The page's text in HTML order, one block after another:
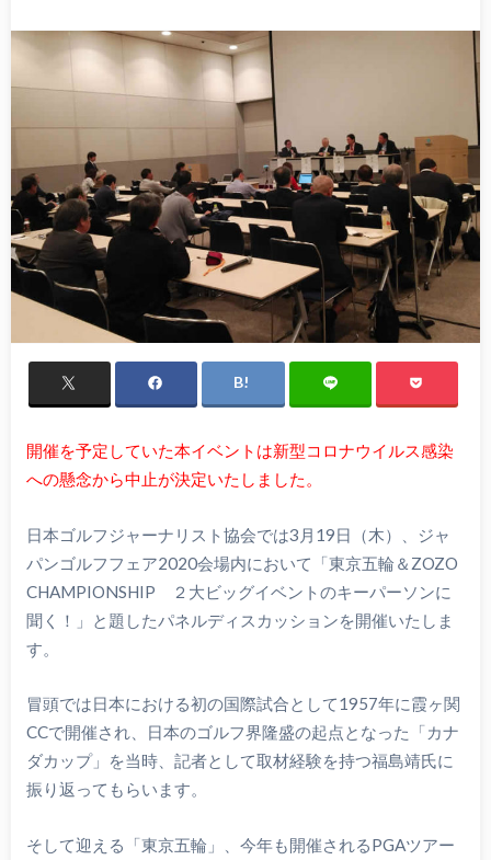
開催を予定していた本イベントは新型コロナウイルス感染
への懸念から中止が決定いたしました。
日本ゴルフジャーナリスト協会では3月19日（木）、ジャ
パンゴルフフェア2020会場内において「東京五輪＆ZOZO
CHAMPIONSHIP ２大ビッグイベントのキーパーソンに
聞く！」と題したパネルディスカッションを開催いたしま
す。
冒頭では日本における初の国際試合として1957年に霞ヶ関
CCで開催され、日本のゴルフ界隆盛の起点となった「カナ
ダカップ」を当時、記者として取材経験を持つ福島靖氏に
振り返ってもらいます。
そして迎える「東京五輪」、今年も開催されるPGAツアー